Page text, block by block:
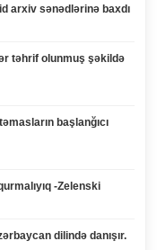
arxiv sənədlərinə baxdı
təhrif olunmuş şəkildə
başlanğıcı
-Zelenski
dilində danışır.